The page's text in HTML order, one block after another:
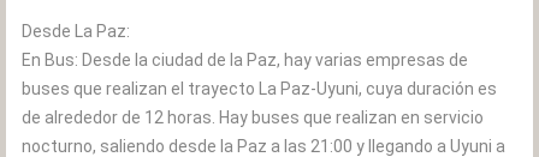
Desde La Paz:
En Bus: Desde la ciudad de la Paz, hay varias empresas de
buses que realizan el trayecto La Paz-Uyuni, cuya duración es
de alrededor de 12 horas. Hay buses que realizan en servicio
nocturno, saliendo desde la Paz a las 21:00 y llegando a Uyuni a